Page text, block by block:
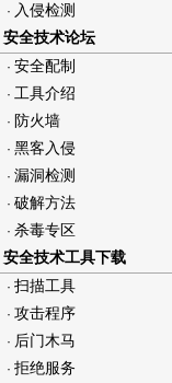
· 入侵检测
安全技术论坛
· 安全配制
· 工具介绍
· 防火墙
· 黑客入侵
· 漏洞检测
· 破解方法
· 杀毒专区
安全技术工具下载
· 扫描工具
· 攻击程序
· 后门木马
· 拒绝服务